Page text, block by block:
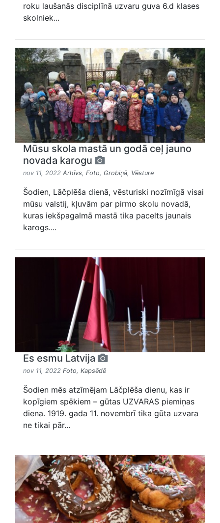
roku laušanās disciplīnā uzvaru guva 6.d klases
skolniek...
Mūsu skola mastā un godā ceļ jauno
novada karogu
nov 11, 2022 Arhīvs, Foto, Grobiņā, Vēsture
Šodien, Lāčplēša dienā, vēsturiski nozīmīgā visai
mūsu valstij, kļuvām par pirmo skolu novadā,
kuras iekšpagalmā mastā tika pacelts jaunais
karogs....
Es esmu Latvija
nov 11, 2022 Foto, Kapsēdē
Šodien mēs atzīmējam Lāčplēša dienu, kas ir
kopīgiem spēkiem – gūtas UZVARAS piemiņas
diena. 1919. gada 11. novembrī tika gūta uzvara
ne tikai pār...